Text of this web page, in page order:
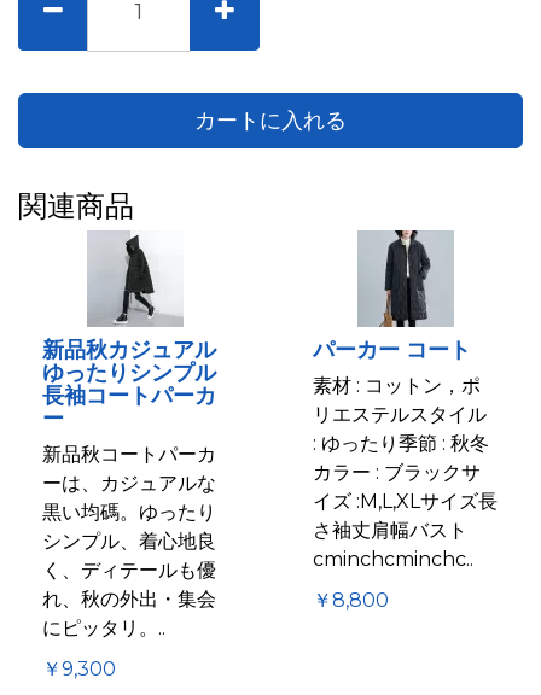
カートに入れる
関連商品
新品秋カジュアル
ゆったりシンプル
長袖コートパーカ
ー
新品秋コートパーカ
ーは、カジュアルな
黒い均碼。ゆったり
シンプル、着心地良
く、ディテールも優
れ、秋の外出・集会
にピッタリ。..
￥9,300
パーカー コート
素材 : コットン，ポ
リエステルスタイル
: ゆったり季節 : 秋冬
カラー : ブラックサ
イズ :M,L,XLサイズ長
さ袖丈肩幅バスト
cminchcminchc..
￥8,800